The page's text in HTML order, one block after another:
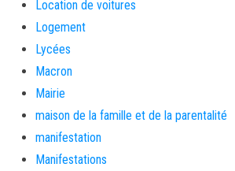
Location de voitures
Logement
Lycées
Macron
Mairie
maison de la famille et de la parentalité
manifestation
Manifestations